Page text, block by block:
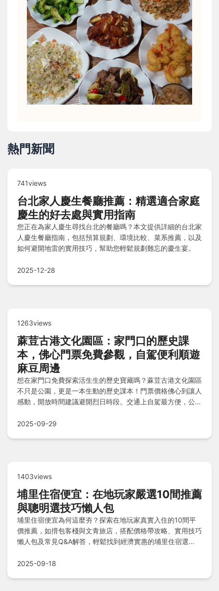
熱門新聞
741views
台北家人慶生餐廳推薦：精選適合家庭
慶生的好去處與實用指南
您正在為家人慶生尋找台北的餐廳嗎？本文提供詳細的台北家
人慶生餐廳指南，包括預算規劃、環境比較、菜系推薦，以及
如何避開地雷的實用技巧，幫助您輕鬆規劃難忘的慶生宴。
2025-12-28
1263views
蔴荳古港文化園區：家門口的歷史課
本，佛心門票免費參觀，自駕便利順遊
麻豆周邊
想在家門口免費探索活生生的歷史寶藏嗎？蔴荳古港文化園區
不只是公園，更是一本生動的歷史課本！門票價格佛心到讓人
感動，開放時間建議避開烈日時段。交通上自駕最方便，公車
邊。快來體驗Q&A中的旅行秘訣，一次玩透透吧！
2025-09-29
1403views
埔里住宿便宜：在地玩家嚴選10間推薦
與聰明選技巧懶人包
埔里住宿便宜為何這麼夯？探索在地玩家真實入住的10間平
價推薦，如揹包客棧與文青旅店，搭配價格帶攻略、實用技巧
懶人包及常見Q&A解答，輕鬆找到經濟實惠的埔里住宿選
2025-09-18